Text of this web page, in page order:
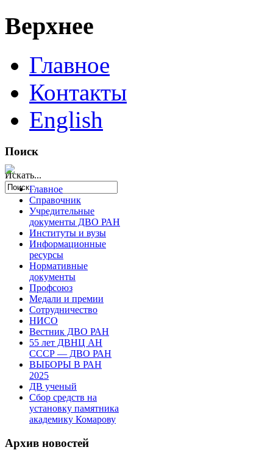
Верхнее
Главное
Контакты
English
Поиск
Искать...
Главное
Справочник
Учредительные
документы ДВО РАН
Институты и вузы
Информационные
ресурсы
Нормативные
документы
Профсоюз
Медали и премии
Сотрудничество
НИСО
Вестник ДВО РАН
55 лет ДВНЦ АН
СССР — ДВО РАН
ВЫБОРЫ В РАН
2025
ДВ ученый
Сбор средств на
установку памятника
академику Комарову
Архив новостей